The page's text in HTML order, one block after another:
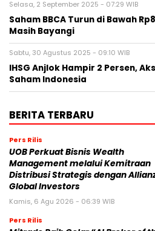
Selasa, 2 September 2025 - 07:29 WIB
Saham BBCA Turun di Bawah
Masih Bayangi
Sabtu, 30 Agustus 2025 - 09:10 WIB
IHSG Anjlok Hampir 2 Persen,
Saham Indonesia
BERITA TERBARU
Pers Rilis
UOB Perkuat Bisnis Wealth
Management melalui Kemitraan
Distribusi Strategis dengan
Global Investors
Kamis, 6 Agu 2026 - 06:39 WIB
Pers Rilis